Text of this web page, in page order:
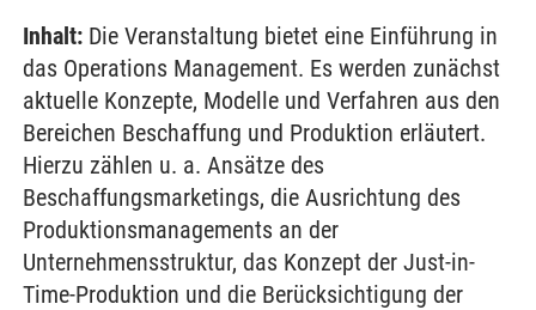
Inhalt: Die Veranstaltung bietet eine Einführung in
das Operations Management. Es werden zunächst
aktuelle Konzepte, Modelle und Verfahren aus den
Bereichen Beschaffung und Produktion erläutert.
Hierzu zählen u. a. Ansätze des
Beschaffungsmarketings, die Ausrichtung des
Produktionsmanagements an der
Unternehmensstruktur, das Konzept der Just-in-
Time-Produktion und die Berücksichtigung der